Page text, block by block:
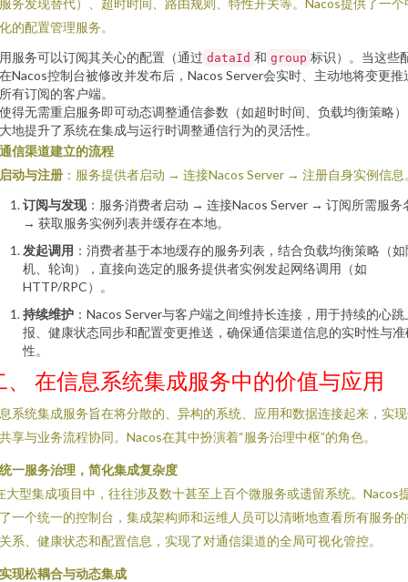
务发现替代）、超时时间、路由规则、特性开关等。Nacos提供了一个
的配置管理服务。
服务可以订阅其关心的配置（通过 dataId 和 group 标识）。当这些
Nacos控制台被修改并发布后，Nacos Server会实时、主动地将变更推
有订阅的客户端。
得无需重启服务即可动态调整通信参数（如超时时间、负载均衡策略
地提升了系统在集成与运行时调整通信行为的灵活性。
信渠道建立的流程
启动与注册 ：服务提供者启动 → 连接Nacos Server → 注册自身实例信息
订阅与发现：服务消费者启动 → 连接Nacos Server → 订阅所需服务
→ 获取服务实例列表并缓存在本地。
发起调用 ：消费者基于本地缓存的服务列表，结合负载均衡策略（如
机、轮询），直接向选定的服务提供者实例发起网络调用（如
HTTP/RPC）。
持续维护 ：Nacos Server与客户端之间维持长连接，用于持续的心跳
报、健康状态同步和配置变更推送，确保通信渠道信息的实时性与准
性。
、 在信息系统集成服务中的价值与应用
系统集成服务旨在将分散的、异构的系统、应用和数据连接起来，实
享与业务流程协同。Nacos在其中扮演着“服务治理中枢”的角色。
一服务治理，简化集成复杂度
大型集成项目中，往往涉及数十甚至上百个微服务或遗留系统。Nacos
一个统一的控制台，集成架构师和运维人员可以清晰地查看所有服务
系、健康状态和配置信息，实现了对通信渠道的全局可视化管控。
现松耦合与动态集成